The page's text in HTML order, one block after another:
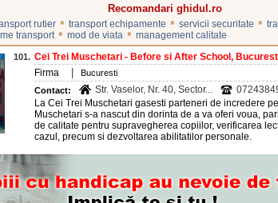
Recomandari ghidul.ro
rutier • transport echipamente • servicii securitate •
transport • mod de viata • management calitate
101. Cei Trei Muschetari - Before si After School,
Firma
Bucuresti
Contact:
Str. Vaselor, Nr. 40, Sector...
La Cei Trei Muschetari gasesti parteneri de incredere
Muschetari s-a nascut din dorinta de a va oferi voua,
de calitate pentru supravegherea copiilor, verificarea
cazul, precum si dezvoltarea abilitatilor personale.